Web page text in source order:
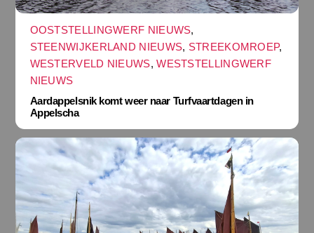
OOSTSTELLINGWERF NIEUWS,
STEENWIJKERLAND NIEUWS, STREEKOMROEP,
WESTERVELD NIEUWS,WESTSTELLINGWERF
NIEUWS
Aardappelsnik komt weer naar Turfvaartdagen in
Appelscha